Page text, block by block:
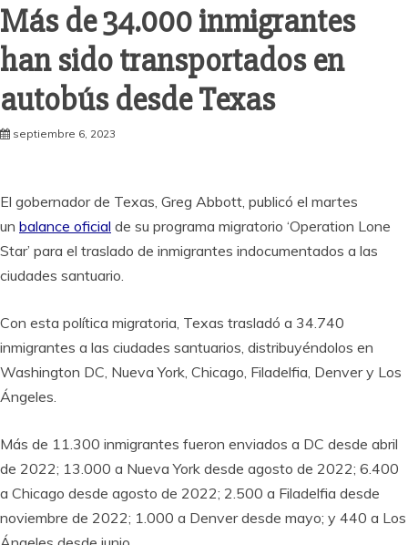
Más de 34.000 inmigrantes
han sido transportados en
autobús desde Texas
septiembre 6, 2023
El gobernador de Texas, Greg Abbott, publicó el martes
un balance oficial de su programa migratorio ‘Operation Lone
Star’ para el traslado de inmigrantes indocumentados a las
ciudades santuario.
Con esta política migratoria, Texas trasladó a 34.740
inmigrantes a las ciudades santuarios, distribuyéndolos en
Washington DC, Nueva York, Chicago, Filadelfia, Denver y Los
Ángeles.
Más de 11.300 inmigrantes fueron enviados a DC desde abril
de 2022; 13.000 a Nueva York desde agosto de 2022; 6.400
a Chicago desde agosto de 2022; 2.500 a Filadelfia desde
noviembre de 2022; 1.000 a Denver desde mayo; y 440 a Los